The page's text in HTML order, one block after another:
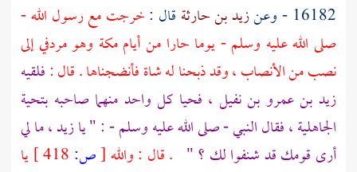
16182 - وعن زيد بن حارثة قال :خرجت مع رسول الله -
صلى الله عليه وسلم - يوما حارا من أياممكة وهو مردفي إلى
نصب من الأنصاب ، وقد ذبحنا له شاة فأنضجناها . قال :فلقيه
زيد بن عمرو بن نفيل ، فحيا كل واحد منهما صاحبه بتحية
الجاهلية ، فقال النبي - صلى الله عليه وسلم - : " يازيد، ما لي
أرى قومك قد شنفوا لك ؟ " . قال : والله[ص:
يا